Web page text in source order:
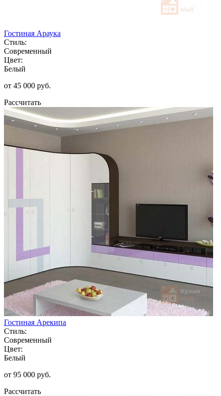
Гостиная Араука
Стиль:
Современный
Цвет:
Белый
от 45 000 руб.
Рассчитать
Гостиная Арекипа
Стиль:
Современный
Цвет:
Белый
от 95 000 руб.
Рассчитать